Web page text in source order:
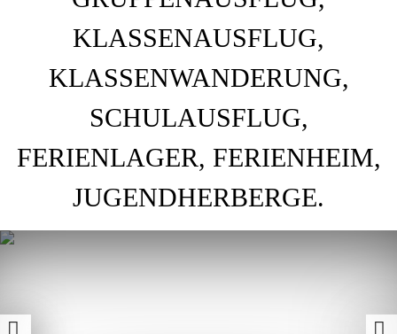
BAHNHOF GAMBURG
Ferienwohnung und Eventsaal im Taubertal